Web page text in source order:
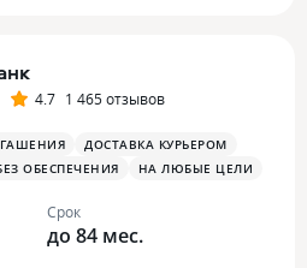
4.7 1 465 отзывов
ДОСТАВКА КУРЬЕРОМ
ОБЕСПЕЧЕНИЯ НА ЛЮБЫЕ ЦЕЛИ
Срок
до 84 мес.